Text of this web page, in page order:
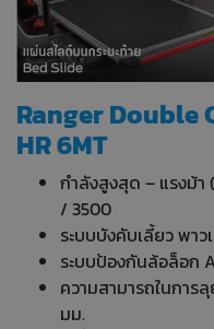
Ranger Double
HR 6MT
กำลังสูงสุด – แรงม้า
/ 3500
ระบบบังคับเลี้ยว พา
ระบบป้องกันล้อล็อก
ความสามารถในการ
มม.